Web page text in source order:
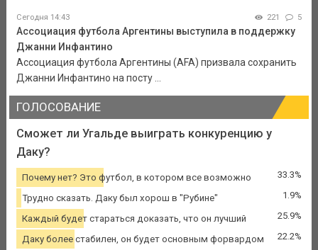
Сегодня 14:43 221 5
Ассоциация футбола Аргентины выступила в поддержку
Джанни Инфантино
Ассоциация футбола Аргентины (AFA) призвала сохранить
Джанни Инфантино на посту ...
ГОЛОСОВАНИЕ
Сможет ли Угальде выиграть конкуренцию у
Даку?
Почему нет? Это футбол, в котором все возможно 33.3%
Трудно сказать. Даку был хорош в "Рубине" 1.9%
Каждый будет стараться доказать, что он лучший 25.9%
Даку более стабилен, он будет основным форвардом 22.2%